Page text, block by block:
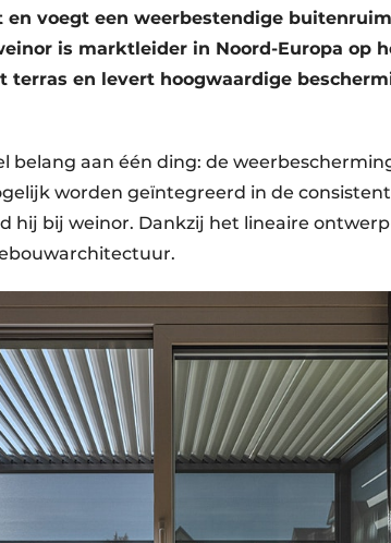
voegt een weerbestendige
is marktleider in Noord-Europa op
terras en levert hoogwaardige
belang aan één ding: de
worden geïntegreerd in de
hij bij weinor. Dankzij het lineaire